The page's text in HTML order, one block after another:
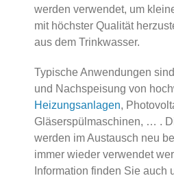
werden verwendet, um
mit höchster Qualität
aus dem Trinkwasser.
Typische Anwendungen
und Nachspeisung von
Heizungsanlagen,
Gläserspülmaschinen, … .
werden im Austausch neu
immer wieder verwendet
Information finden Sie auch